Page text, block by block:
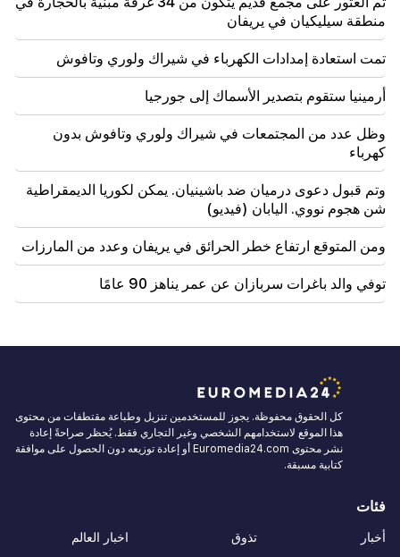
أنابيب الغاز الذي يربط تركيا وأوكرانيا
منطقة سيليكيان في يريفان
تمت استعادة إمدادات الكهرباء في شيراك ولوري وتافوش
أرمينيا ستقوم بتصدير الأسماك إلى جورجيا
وظل عدد من المجتمعات في شيراك ولوري وتافوش بدون
كهرباء
وتم قبول دعوى درميان ضد باشينيان. يمكن لكوريا الديمقراطية
شن هجوم نووي. اليابان (فيديو)
ومن المتوقع ارتفاع خطر الحرائق في يريفان وعدد من المارزات
توفي والد باغرات سربازان عن عمر يناهز 90 عامًا
كل الحقوق محفوظة. يجوز للمستخدمين تنزيل وطباعة مقتطفات من محتوى
هذا الموقع لاستخدامهم الشخصي وغير التجاري فقط. يُحظر صراحةً إعادة
نشر محتوى Euromedia24.com أو إعادة توزيعه دون الحصول على موافقة
كتابية مسبقة.
فئات
أخبار تذوق اخبار العالم